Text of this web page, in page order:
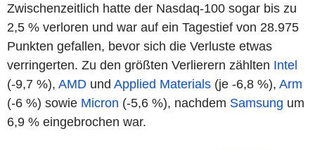
Zwischenzeitlich hatte der Nasdaq-100 sogar bis zu
2,5 % verloren und war auf ein Tagestief von 28.975
Punkten gefallen, bevor sich die Verluste etwas
verringerten. Zu den größten Verlierern zählten Intel
(-9,7 %), AMD und Applied Materials (je -6,8 %), Arm
(-6 %) sowie Micron (-5,6 %), nachdem Samsung um
6,9 % eingebrochen war.